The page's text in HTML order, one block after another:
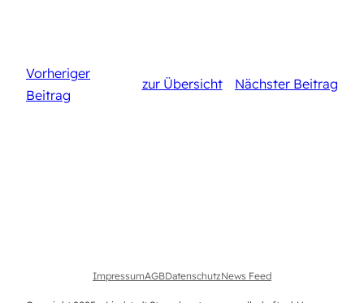
Vorheriger
Beitrag
zur Übersicht Nächster Beitrag
ImpressumAGBDatenschutzNews Feed